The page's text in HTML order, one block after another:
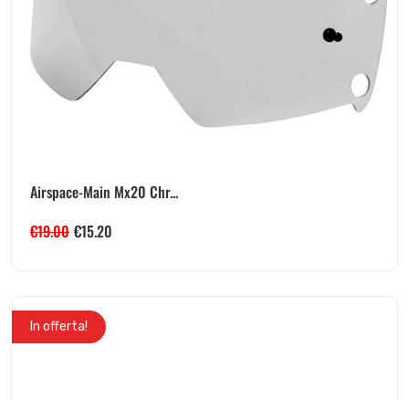
Airspace-Main Mx20 Chr...
€19.00 €15.20
In offerta!